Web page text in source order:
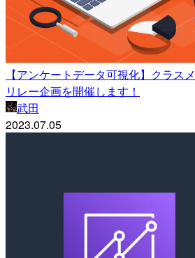
【アンケートデータ可視化】クラス
リレー企画を開催します！
武田
2023.07.05